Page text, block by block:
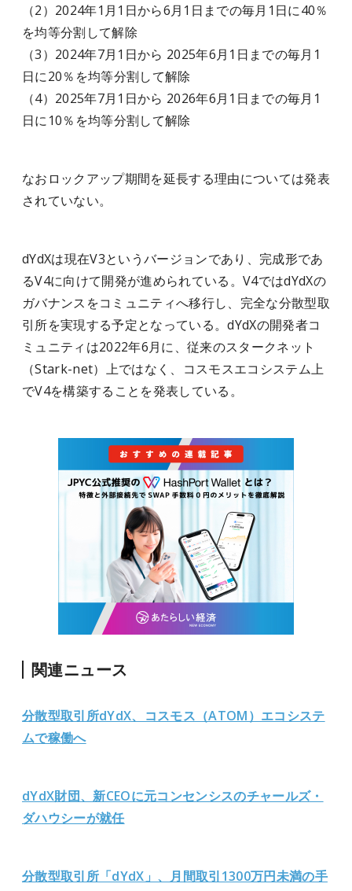
（2）2024年1月1日から6月1日までの毎月1日に40％
を均等分割して解除
（3）2024年7月1日から 2025年6月1日までの毎月1
日に20％を均等分割して解除
（4）2025年7月1日から 2026年6月1日までの毎月1
日に10％を均等分割して解除
なおロックアップ期間を延長する理由については発表
されていない。
dYdXは現在V3というバージョンであり、完成形であ
るV4に向けて開発が進められている。V4ではdYdXの
ガバナンスをコミュニティへ移行し、完全な分散型取
引所を実現する予定となっている。dYdXの開発者コ
ミュニティは2022年6月に、従来のスタークネット
（Stark-net）上ではなく、コスモスエコシステム上
でV4を構築することを発表している。
関連ニュース
分散型取引所dYdX、コスモス（ATOM）エコシステ
ムで稼働へ
dYdX財団、新CEOに元コンセンシスのチャールズ・
ダハウシーが就任
分散型取引所「dYdX」、月間取引1300万円未満の手